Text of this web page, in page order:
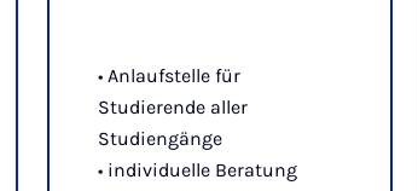
• Anlaufstelle für
Studierende aller
Studiengänge
• individuelle Beratung